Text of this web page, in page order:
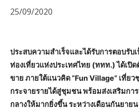
25/09/2020
ประสบความสำเร็จและได้รับการตอบรับ
ท่องเที่ยวแห่งประเทศไทย (ททท.) ได้เปิด
ขาย ภายใต้แนวคิด “Fun Village” เที่ย
กระจายรายได้สู่ชุมชน พร้อมส่งเสริมกา
กลางให้มากยิ่งขึ้น ระหว่างเดือนกันยาย